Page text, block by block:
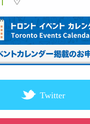
Twitter